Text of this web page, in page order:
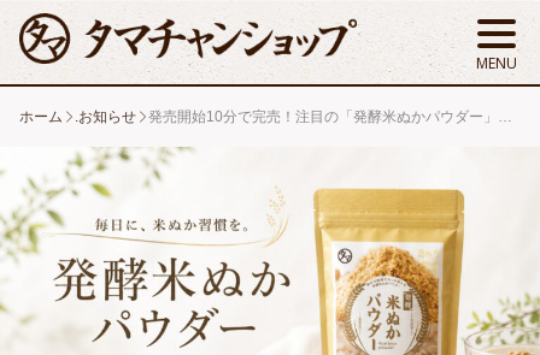
ホーム .お知らせ 発売開始10分で完売！注目の「発酵米ぬかパウダー」でやさしく続ける新習慣